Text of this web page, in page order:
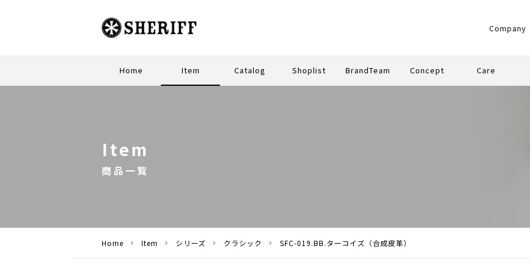
Company
Home Item Catalog Shoplist BrandTeam Concept Care
Item
商品一覧
Home Item シリーズ クラシック SFC-019.BB.ターコイズ（合成皮革）